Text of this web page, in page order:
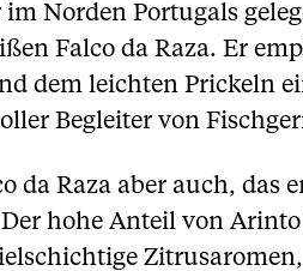
Norden Portugals
Falco da Raza. Er
dem leichten Prickeln
Begleiter von
da Raza aber auch, das
hohe Anteil von